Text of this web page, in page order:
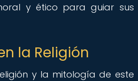
y ético para guiar sus
la Religión
y la mitología de este